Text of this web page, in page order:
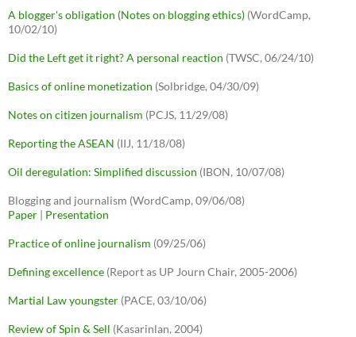
A blogger's obligation (Notes on blogging ethics) (WordCamp,
10/02/10)
Did the Left get it right? A personal reaction (TWSC, 06/24/10)
Basics of online monetization (Solbridge, 04/30/09)
Notes on citizen journalism (PCJS, 11/29/08)
Reporting the ASEAN (IIJ, 11/18/08)
Oil deregulation: Simplified discussion (IBON, 10/07/08)
Blogging and journalism (WordCamp, 09/06/08)
Paper | Presentation
Practice of online journalism (09/25/06)
Defining excellence (Report as UP Journ Chair, 2005-2006)
Martial Law youngster (PACE, 03/10/06)
Review of Spin & Sell (Kasarinlan, 2004)